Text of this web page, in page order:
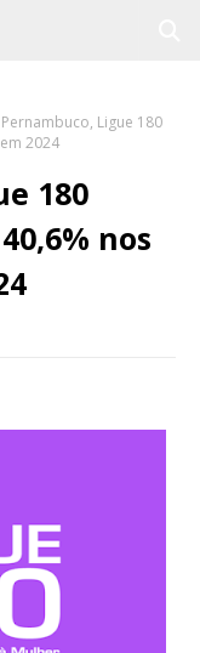
Pernambuco, Ligue 180
2024
180
nos